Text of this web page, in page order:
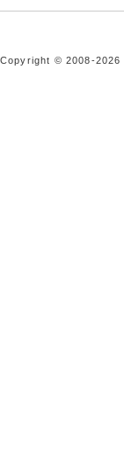
Copyright © 2008-2026